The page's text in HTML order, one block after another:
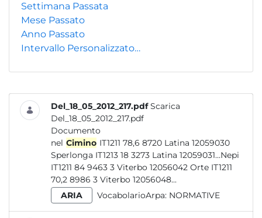
Settimana Passata
Mese Passato
Anno Passato
Intervallo Personalizzato…
Del_18_05_2012_217.pdf Scarica
Del_18_05_2012_217.pdf
Documento
nel Cimino IT1211 78,6 8720 Latina 12059030
Sperlonga IT1213 18 3273 Latina 12059031...Nepi
IT1211 84 9463 3 Viterbo 12056042 Orte IT1211
70,2 8986 3 Viterbo 12056048...
ARIA
VocabolarioArpa: NORMATIVE